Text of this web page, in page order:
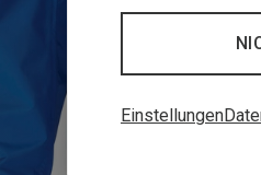
Einstellungen